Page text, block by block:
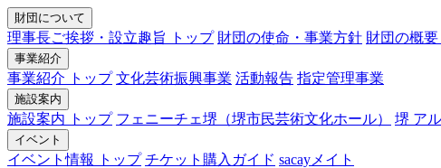
財団について
理事長ご挨拶・設立趣旨 トップ 財団の使命・事業方針 財団の概
事業紹介
事業紹介 トップ 文化芸術振興事業 活動報告 指定管理事業
施設案内
施設案内 トップ フェニーチェ堺（堺市民芸術文化ホール） 堺 ア
イベント
イベント情報 トップ チケット購入ガイド sacayメイト